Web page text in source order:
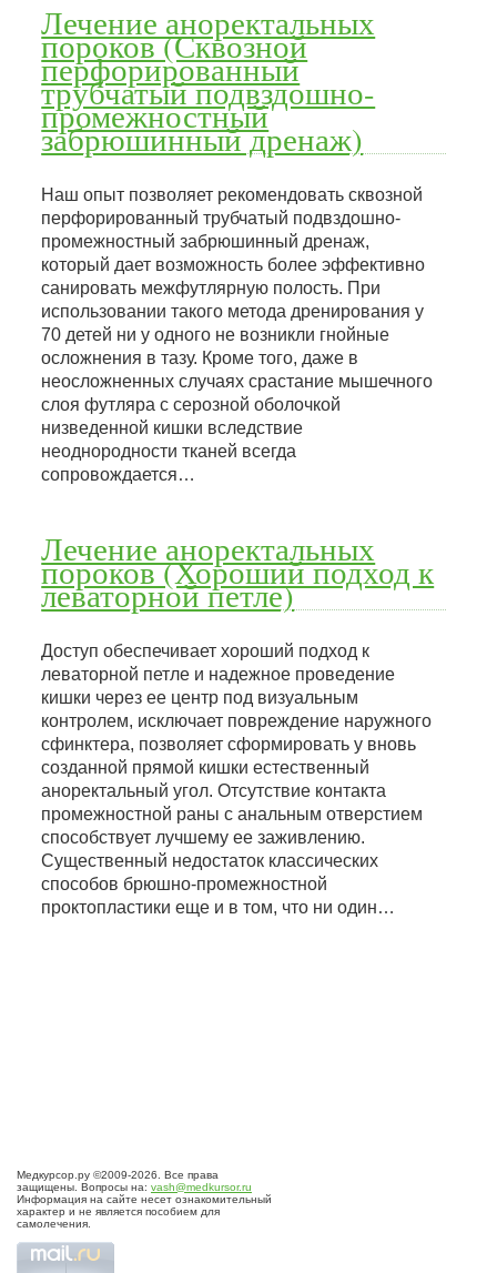
Лечение аноректальных
пороков (Сквозной
перфорированный
трубчатый подвздошно-
промежностный
забрюшинный дренаж)
Наш опыт позволяет рекомендовать сквозной
перфорированный трубчатый подвздошно-
промежностный забрюшинный дренаж,
который дает возможность более эффективно
санировать межфутлярную полость. При
использовании такого метода дренирования у
70 детей ни у одного не возникли гнойные
осложнения в тазу. Кроме того, даже в
неосложненных случаях срастание мышечного
слоя футляра с серозной оболочкой
низведенной кишки вследствие
неоднородности тканей всегда
сопровождается…
Лечение аноректальных
пороков (Хороший подход к
леваторной петле)
Доступ обеспечивает хороший подход к
леваторной петле и надежное проведение
кишки через ее центр под визуальным
контролем, исключает повреждение наружного
сфинктера, позволяет сформировать у вновь
созданной прямой кишки естественный
аноректальный угол. Отсутствие контакта
промежностной раны с анальным отверстием
способствует лучшему ее заживлению.
Существенный недостаток классических
способов брюшно-промежностной
проктопластики еще и в том, что ни один…
Медкурсор.ру ©2009-2026. Все права
защищены. Вопросы на: vash@medkursor.ru
Информация на сайте несет ознакомительный
характер и не является пособием для
самолечения.